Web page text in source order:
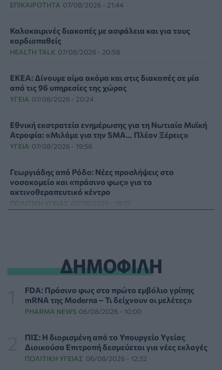
ΕΠΙΚΑΙΡΌΤΗΤΑ 07/08/2026 - 21:44
Καλοκαιρινές διακοπές με ασφάλεια και για τους
καρδιοπαθείς
HEALTH TALK 07/08/2026 - 20:58
ΕΚΕΑ: Δίνουμε αίμα ακόμα και στις διακοπές σε μία
από τις 96 υπηρεσίες της χώρας
ΥΓΕΊΑ 07/08/2026 - 20:24
Εθνική εκστρατεία ενημέρωσης για τη Νωτιαία Μυϊκή
Ατροφία: «Μιλάμε για την SMA… Πλέον Ξέρεις»
ΥΓΕΊΑ 07/08/2026 - 19:56
Γεωργιάδης από Ρόδο: Νέες προσλήψεις στο
νοσοκομείο και «πράσινο φως» για το
ακτινοθεραπευτικό κέντρο
ΠΟΛΙΤΙΚΉ ΥΓΕΊΑΣ 07/08/2026 - 19:12
Τι μπορεί να μας διδάξει η νέα ταινία του Spider-Man
για την απώλεια και το πένθος
ΨΥΧΙΚΉ ΥΓΕΊΑ 07/08/2026 - 18:11
την ενίσχυση της βιοασφάλειας από το ΥΠΑΑΤ
ΕΠΙΚΑΙΡΌΤΗΤΑ 07/08/2026 - 17:42
ΔΗΜΟΦΙΛΗ
FDA: Πράσινο φως στο πρώτο εμβόλιο γρίπης
mRNA της Moderna – Τι δείχνουν οι μελέτες»
PHARMA NEWS 06/08/2026 - 10:00
ΠΙΣ: Η διορισμένη από το Υπουργείο Υγείας
Διοικούσα Επιτροπή δεσμεύεται για νέες εκλογές
ΠΟΛΙΤΙΚΉ ΥΓΕΊΑΣ 06/08/2026 - 12:32